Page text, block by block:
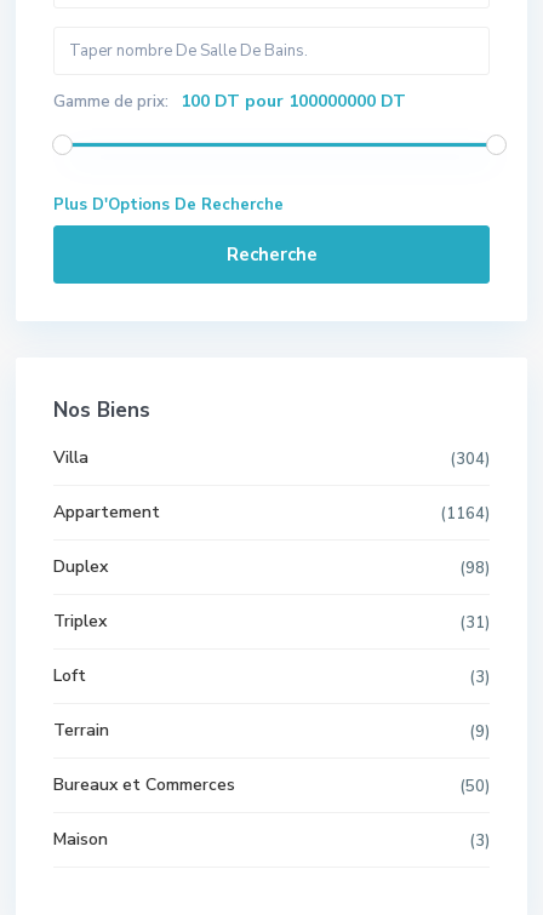
Gamme de prix: 100 DT pour 100000000 DT
Plus D'Options De Recherche
Recherche
Nos Biens
Villa (304)
Appartement (1164)
Duplex (98)
Triplex (31)
Loft (3)
Terrain (9)
Bureaux et Commerces (50)
Maison (3)